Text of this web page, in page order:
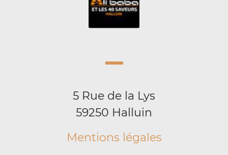
5 Rue de la Lys
59250 Halluin
Mentions légales